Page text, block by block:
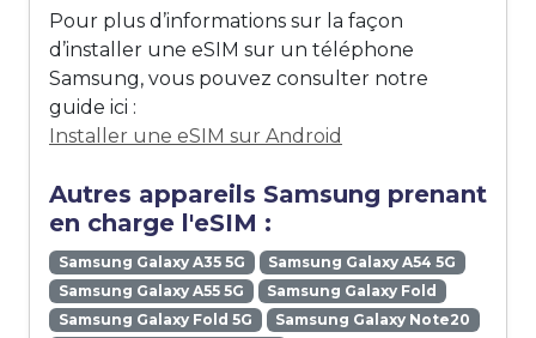
Pour plus d’informations sur la façon
d’installer une eSIM sur un téléphone
Samsung, vous pouvez consulter notre
guide ici :
Installer une eSIM sur Android
Autres appareils Samsung prenant
en charge l'eSIM :
Samsung Galaxy A35 5G
Samsung Galaxy A54 5G
Samsung Galaxy A55 5G
Samsung Galaxy Fold
Samsung Galaxy Fold 5G
Samsung Galaxy Note20